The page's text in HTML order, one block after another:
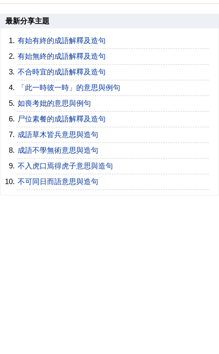
最新分享主題
有始有終的成語解釋及造句
有始無終的成語解釋及造句
不合時宜的成語解釋及造句
「此一時彼一時」的意思與例句
如喪考妣的意思與例句
尸位素餐的成語解釋及造句
成語草木皆兵意思與造句
成語不學無術意思與造句
不入虎口焉得虎子意思與造句
不可同日而語意思與造句